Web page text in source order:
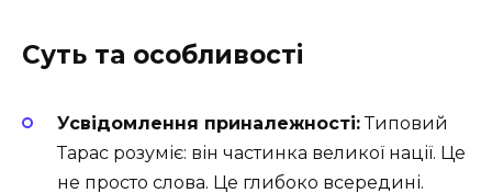
Суть та особливості
Усвідомлення приналежності:Типовий
Тарас розуміє: він частинка великої нації. Це
не просто слова. Це глибоко всередині.